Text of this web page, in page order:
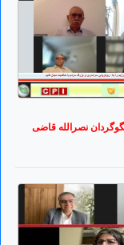
نصرالله قاضی